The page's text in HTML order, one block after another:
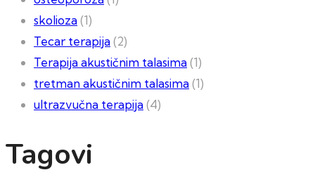
skolioza(1)
Tecar terapija(2)
Terapija akustičnim talasima(1)
tretman akustičnim talasima(1)
ultrazvučna terapija(4)
Tagovi